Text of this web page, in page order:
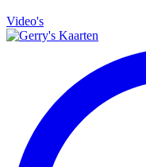
Video's